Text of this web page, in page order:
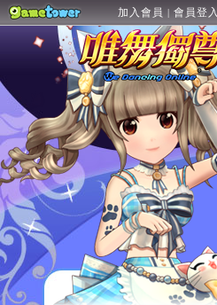
加入會員 | 會員登入